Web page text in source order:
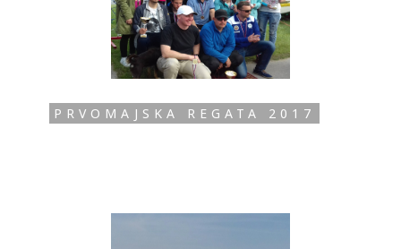
PRVOMAJSKA REGATA 2017